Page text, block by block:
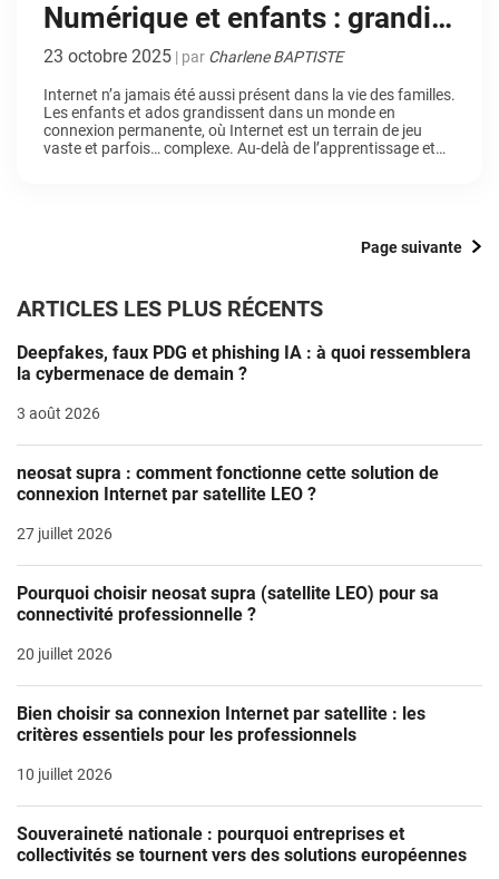
Numérique et enfants : grandir
sereinement sur Internet avec
le contrôle parental
23 octobre 2025 | par Charlene BAPTISTE
Internet n’a jamais été aussi présent dans la vie des familles.
Les enfants et ados grandissent dans un monde en
connexion permanente, où Internet est un terrain de jeu
vaste et parfois… complexe. Au-delà de l’apprentissage et
Page suivante
ARTICLES LES PLUS RÉCENTS
Deepfakes, faux PDG et phishing IA : à quoi ressemblera
la cybermenace de demain ?
3 août 2026
neosat supra : comment fonctionne cette solution de
connexion Internet par satellite LEO ?
27 juillet 2026
Pourquoi choisir neosat supra (satellite LEO) pour sa
connectivité professionnelle ?
20 juillet 2026
Bien choisir sa connexion Internet par satellite : les
critères essentiels pour les professionnels
10 juillet 2026
Souveraineté nationale : pourquoi entreprises et
collectivités se tournent vers des solutions européennes